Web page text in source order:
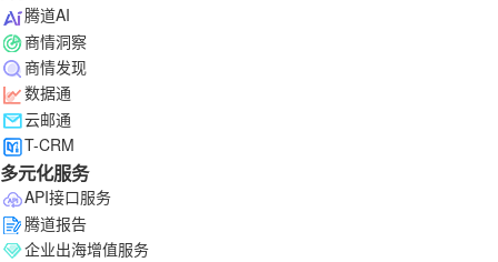
腾道AI
商情洞察
商情发现
数据通
云邮通
T-CRM
多元化服务
API接口服务
腾道报告
企业出海增值服务